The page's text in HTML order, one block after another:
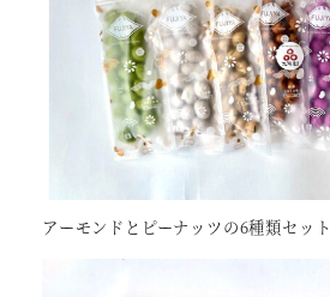
アーモンドとピーナッツの6種類セット